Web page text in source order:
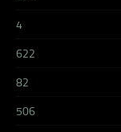
4
622
82
506